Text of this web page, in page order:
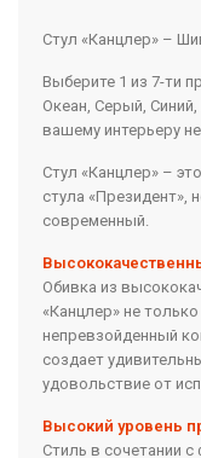
Стул «Канцлер» –
Выберите 1 из 7-ти
Океан, Серый,
вашему интерьеру
Стул «Канцлер» –
стула «Президент»,
современный.
Обивка из
«Канцлер» не
непревзойденный
создает
удовольствие от
Высокий уровень
Стиль в сочетании